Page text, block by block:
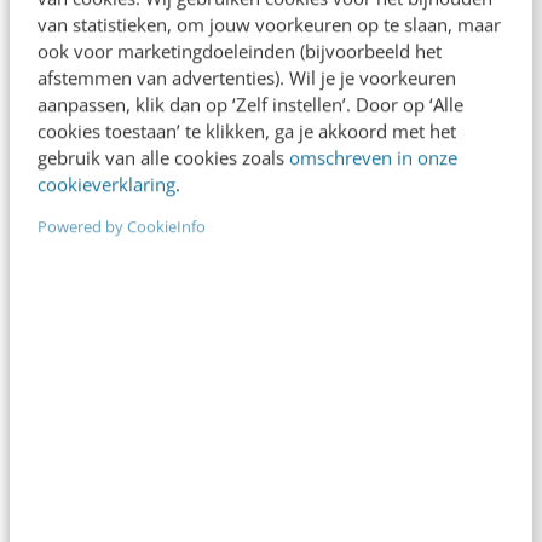
van statistieken, om jouw voorkeuren op te slaan, maar
ook voor marketingdoeleinden (bijvoorbeeld het
afstemmen van advertenties). Wil je je voorkeuren
aanpassen, klik dan op ‘Zelf instellen’. Door op ‘Alle
cookies toestaan’ te klikken, ga je akkoord met het
gebruik van alle cookies zoals omschreven in onze
cookieverklaring.
Powered by CookieInfo
Klaas Knook· 17 jaar geleden